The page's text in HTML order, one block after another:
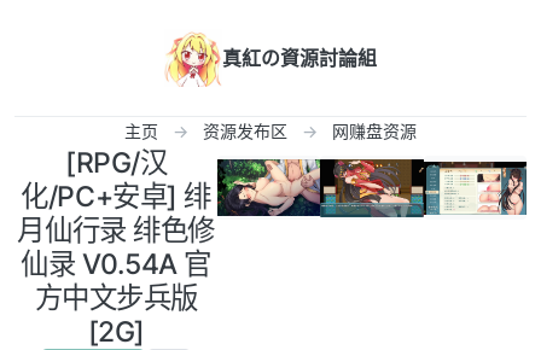
真紅の資源討論組
主页 资源发布区 网赚盘资源
[RPG/汉
化/PC+安卓] 绯
月仙行录 绯色修
仙录 V0.54A 官
方中文步兵版
[2G]